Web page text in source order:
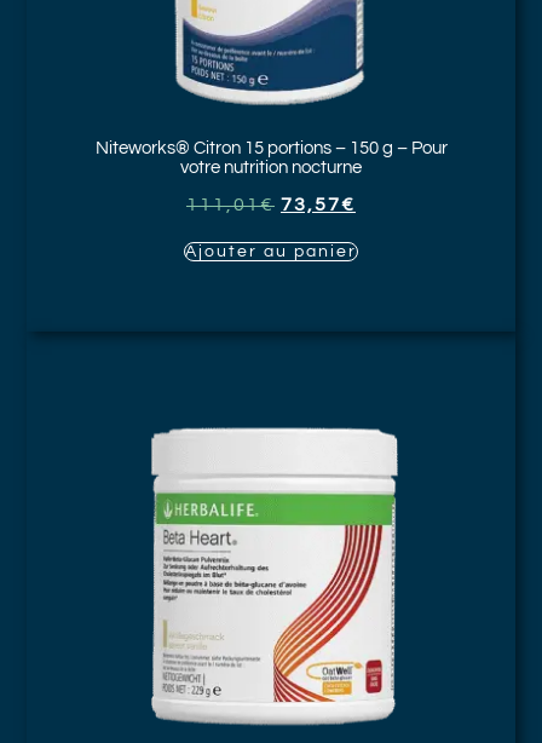
Niteworks® Citron 15 portions – 150 g – Pour
votre nutrition nocturne
111,01€ 73,57€
Ajouter au panier